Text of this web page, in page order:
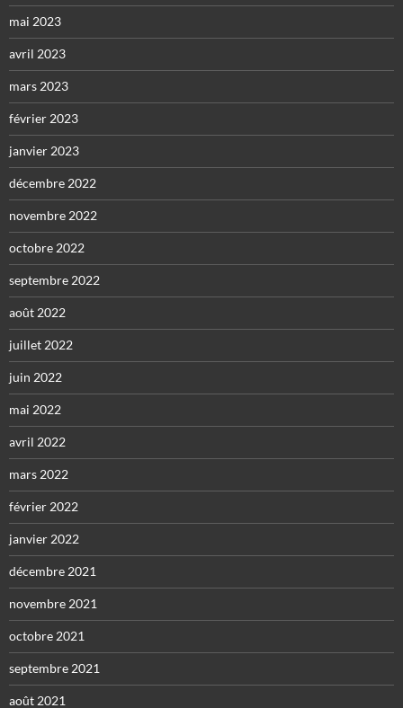
mai 2023
avril 2023
mars 2023
février 2023
janvier 2023
décembre 2022
novembre 2022
octobre 2022
septembre 2022
août 2022
juillet 2022
juin 2022
mai 2022
avril 2022
mars 2022
février 2022
janvier 2022
décembre 2021
novembre 2021
octobre 2021
septembre 2021
août 2021